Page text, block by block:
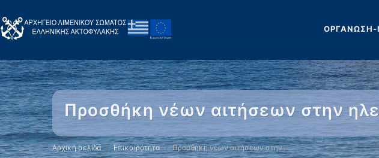
ΟΡΓΑΝΩΣΗ-
Προσθήκη νέων αιτήσεων στην
Αρχική σελίδα Επικαιρότητα Προσθήκη νέων αιτήσεων στην …